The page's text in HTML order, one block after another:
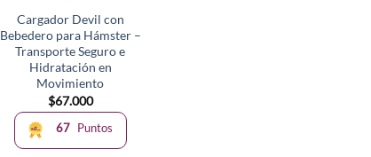
Cargador Devil con
Bebedero para Hámster –
Transporte Seguro e
Hidratación en
Movimiento
$67.000
67 Puntos